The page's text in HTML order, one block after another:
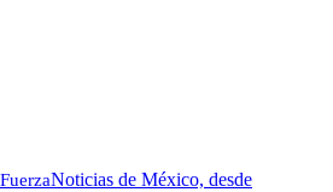
FuerzaNoticias de México, desde